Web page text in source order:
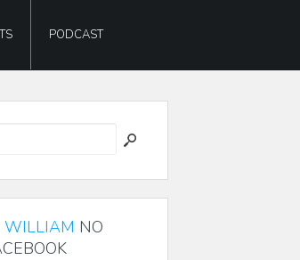
PODCAST
WILLIAM NO